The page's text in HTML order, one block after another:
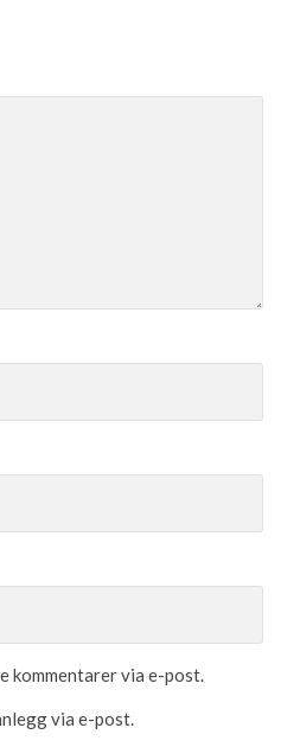
kommentarer via e-post.
via e-post.